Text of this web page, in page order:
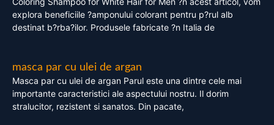
explora beneficiile ?amponului colorant pentru p?rul alb
destinat b?rba?ilor. Produsele fabricate ?n Italia de
masca par cu ulei de argan
Masca par cu ulei de argan Parul este una dintre cele mai
importante caracteristici ale aspectului nostru. Il dorim
stralucitor, rezistent si sanatos. Din pacate,